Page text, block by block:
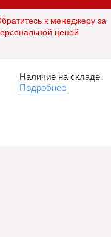
к менеджеру за
ценой
Наличие на складе
Подробнее